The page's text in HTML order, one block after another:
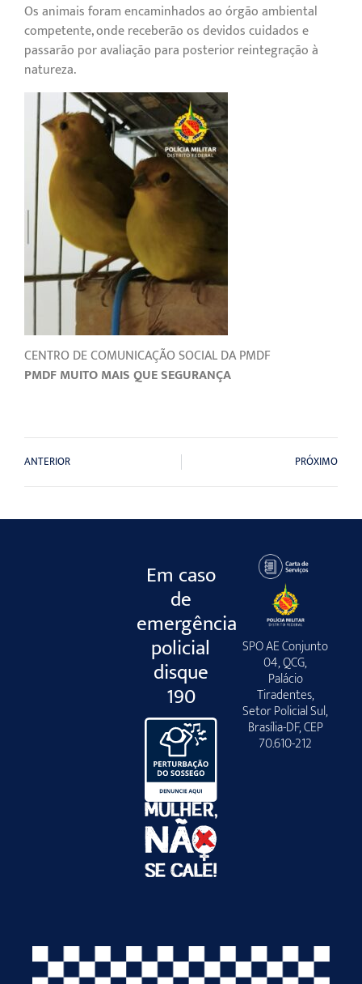
Os animais foram encaminhados ao órgão ambiental
competente, onde receberão os devidos cuidados e
passarão por avaliação para posterior reintegração à
natureza.
CENTRO DE COMUNICAÇÃO SOCIAL DA PMDF
PMDF MUITO MAIS QUE SEGURANÇA
ANTERIOR PRÓXIMO
Em caso
de
emergência
policial
disque
190
SPO AE Conjunto
04, QCG,
Palácio
Tiradentes,
Setor Policial Sul,
Brasília-DF, CEP
70.610-212